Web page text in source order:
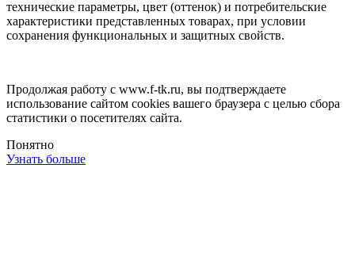
технические параметры, цвет (оттенок) и потребительские
характеристики представленных товарах, при условии
сохранения функциональных и защитных свойств.
Продолжая работу с www.f-tk.ru, вы подтверждаете
использование сайтом cookies вашего браузера с целью сбора
статистики о посетителях сайта.
Понятно
Узнать больше